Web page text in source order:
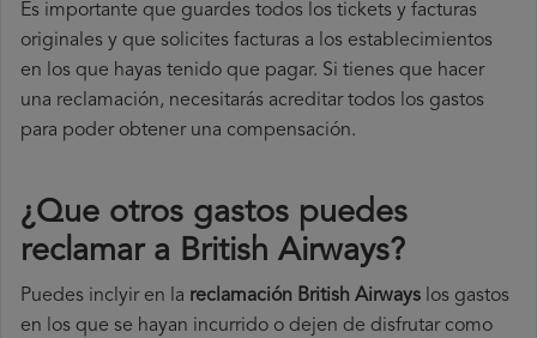
Es importante que guardes todos los tickets y facturas
originales y que solicites facturas a los establecimientos
en los que hayas tenido que pagar. Si tienes que hacer
una reclamación, necesitarás acreditar todos los gastos
para poder obtener una compensación.
¿Que otros gastos puedes
reclamar a British Airways​?
Puedes inclyir en la reclamación British Airways los gastos
en los que se hayan incurrido o dejen de disfrutar como